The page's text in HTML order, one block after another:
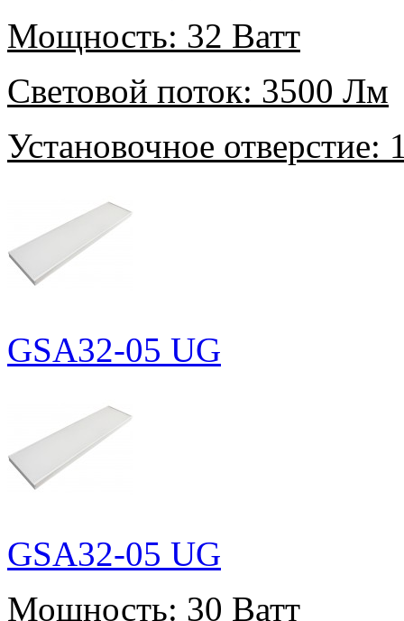
Мощность: 32 Ватт
Световой поток: 3500 Лм
Установочное отверстие:
GSA32-05 UG
GSA32-05 UG
Мощность: 30 Ватт